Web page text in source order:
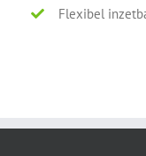
Flexibel